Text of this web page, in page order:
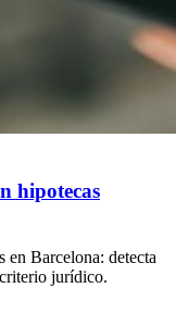
hipotecas
en Barcelona: detecta
jurídico.